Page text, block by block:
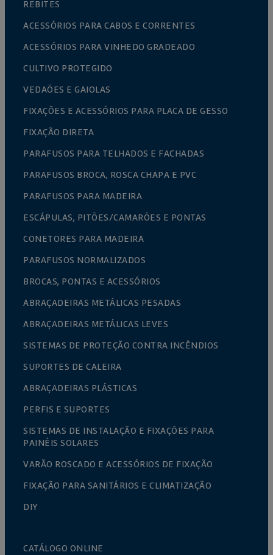
REBITES
ACESSÓRIOS PARA CABOS E CORRENTES
ACESSÓRIOS PARA VINHEDO GRADEADO
CULTIVO PROTEGIDO
VEDAÕES E GAIOLAS
FIXAÇÕES E ACESSÓRIOS PARA PLACA DE GESSO
FIXAÇÃO DIRETA
PARAFUSOS PARA TELHADOS E FACHADAS
PARAFUSOS BROCA, ROSCA CHAPA E PVC
PARAFUSOS PARA MADEIRA
ESCÁPULAS, PITÕES/CAMARÕES E PONTAS
CONETORES PARA MADEIRA
PARAFUSOS NORMALIZADOS
BROCAS, PONTAS E ACESSÓRIOS
ABRAÇADEIRAS METÁLICAS PESADAS
ABRAÇADEIRAS METÁLICAS LEVES
SISTEMAS DE PROTEÇÃO CONTRA INCÊNDIOS
SUPORTES DE CALEIRA
ABRAÇADEIRAS PLÁSTICAS
PERFIS E SUPORTES
SISTEMAS DE INSTALAÇÃO E FIXAÇÕES PARA
PAINÉIS SOLARES
VARÃO ROSCADO E ACESSÓRIOS DE FIXAÇÃO
FIXAÇÃO PARA SANITÁRIOS E CLIMATIZAÇÃO
DIY
CATÁLOGO ONLINE